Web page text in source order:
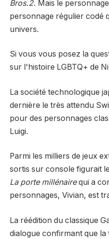
Bros.2. Mais le
personnage régulier codé
univers.
Si vous vous posez la
sur l'histoire LGBTQ+ de
La société technologique
dernière le très attendu
pour des personnages
Luigi.
Parmi les milliers de jeux
sortis sur console figurait
La porte millénairequi a
personnages, Vivian, est
La réédition du classique
dialogue confirmant que la